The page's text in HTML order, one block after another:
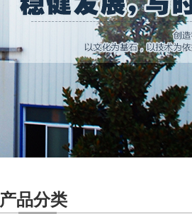
产品分类